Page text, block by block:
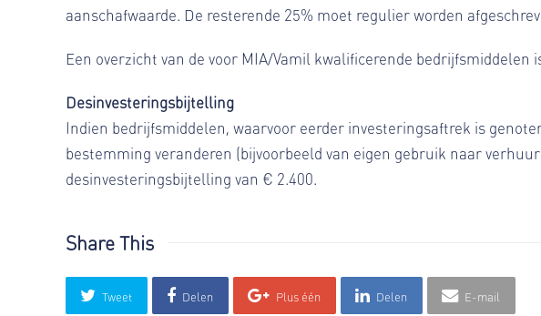
aanschafwaarde. De resterende 25% moet regulier worden
Een overzicht van de voor MIA/Vamil kwalificerende bedrijfsmiddelen
Desinvesteringsbijtelling
Indien bedrijfsmiddelen, waarvoor eerder investeringsaftrek is
bestemming veranderen (bijvoorbeeld van eigen gebruik naar
desinvesteringsbijtelling van € 2.400.
Share This
Tweet Delen Plus één Delen E-mail